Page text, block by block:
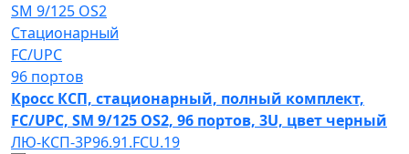
SM 9/125 OS2
Стационарный
FC/UPC
96 портов
Кросс КСП, стационарный, полный комплект,
FC/UPC, SM 9/125 OS2, 96 портов, 3U, цвет черный
ЛЮ-КСП-3Р96.91.FCU.19